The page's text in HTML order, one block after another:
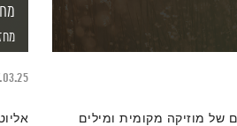
של מוזיקה מקומית ומילים